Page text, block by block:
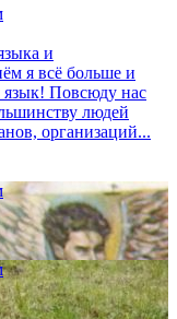
и
я всё больше и
Повсюду нас
людей
организаций...